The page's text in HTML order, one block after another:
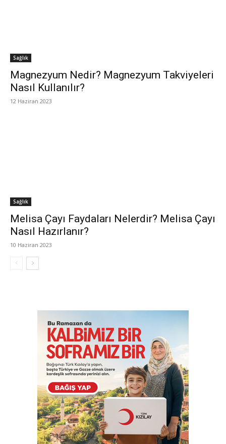
Sağlık
Magnezyum Nedir? Magnezyum Takviyeleri
Nasıl Kullanılır?
12 Haziran 2023
Sağlık
Melisa Çayı Faydaları Nelerdir? Melisa Çayı
Nasıl Hazırlanır?
10 Haziran 2023